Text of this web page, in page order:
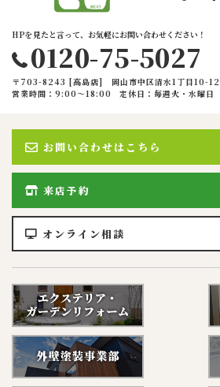
HPを見たと言って、お気軽にお問い合わせください！
0120-75-5027
〒703-8243 [高島店] 岡山市中区清水1丁目10-12
営業時間：9:00〜18:00
定休日：毎週火・水曜日
お問い合わせはこちら
来店予約
オンライン相談